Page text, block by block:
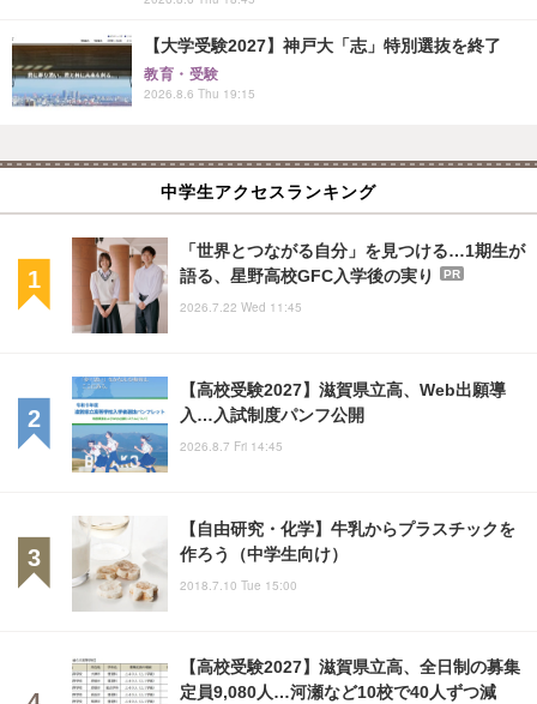
【大学受験2027】神戸大「志」特別選抜を終了
教育・受験
2026.8.6 Thu 19:15
中学生アクセスランキング
「世界とつながる自分」を見つける…1期生が
語る、星野高校GFC入学後の実り
PR
2026.7.22 Wed 11:45
【高校受験2027】滋賀県立高、Web出願導
入…入試制度パンフ公開
2026.8.7 Fri 14:45
【自由研究・化学】牛乳からプラスチックを
作ろう（中学生向け）
2018.7.10 Tue 15:00
【高校受験2027】滋賀県立高、全日制の募集
定員9,080人…河瀬など10校で40人ずつ減